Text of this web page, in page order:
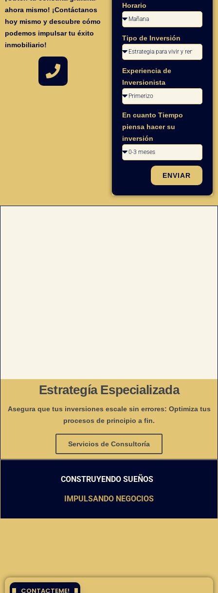
Horario
Tipo de Inversión
Experiencia de
Inversionista
En cuanto Tiempo
piensa hacer su
inversión
ENVIAR
ahora mismo! ¡Contáctanos
hoy mismo y descubre cómo
podemos impulsar tu éxito
inmobiliario!
Estrategía Especializada
Asegura que tus inversiones escale sin errores: Optimiza tus
procesos de principio a fin.
Servicios de Consultoría
CONSTRUYENDO SUEÑOS
IMPULSANDO NEGOCIOS
CONTACTEME!